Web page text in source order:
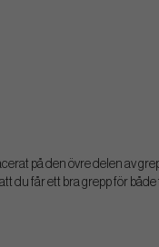
på den övre delen av
du får ett bra grepp för